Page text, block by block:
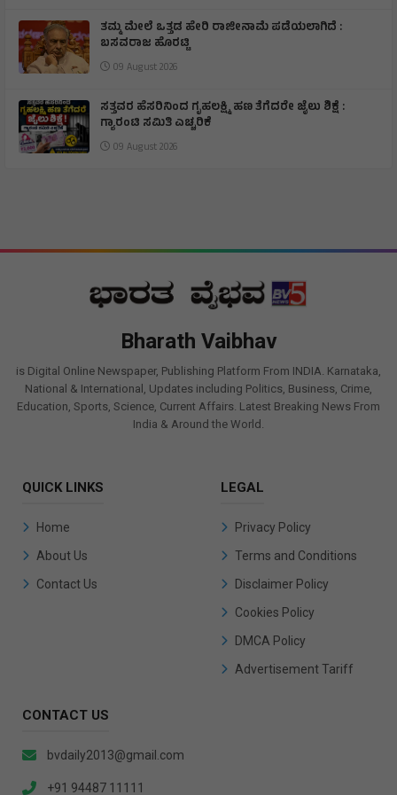
ತಮ್ಮ ಮೇಲೆ ಒತ್ತಡ ಹೇರಿ ರಾಜೀನಾಮೆ ಪಡೆಯಲಾಗಿದೆ :
ಬಸವರಾಜ ಹೊರಟ್ಟಿ
09 August 2026
ಸತ್ತವರ ಹೆಸರಿನಿಂದ ಗೃಹಲಕ್ಷ್ಮಿ ಹಣ ತೆಗೆದರೇ ಜೈಲು ಶಿಕ್ಷೆ :
ಗ್ಯಾರಂಟಿ ಸಮಿತಿ ಎಚ್ಚರಿಕೆ
09 August 2026
Bharath Vaibhav
is Digital Online Newspaper, Publishing Platform From INDIA. Karnataka,
National & International, Updates including Politics, Business, Crime,
Education, Sports, Science, Current Affairs. Latest Breaking News From
India & Around the World.
QUICK LINKS
Home
About Us
Contact Us
LEGAL
Privacy Policy
Terms and Conditions
Disclaimer Policy
Cookies Policy
DMCA Policy
Advertisement Tariff
CONTACT US
bvdaily2013@gmail.com
+91 94487 11111